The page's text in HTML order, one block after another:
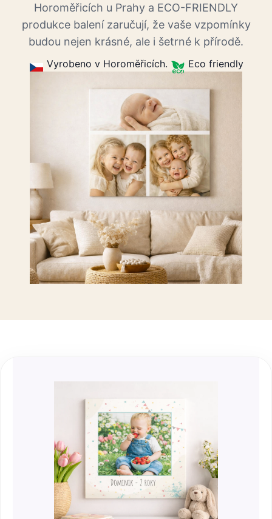
Horoměřicích u Prahy a ECO-FRIENDLY
produkce balení zaručují, že vaše vzpomínky
budou nejen krásné, ale i šetrné k přírodě.
Vyrobeno v Horoměřicích. Eco friendly